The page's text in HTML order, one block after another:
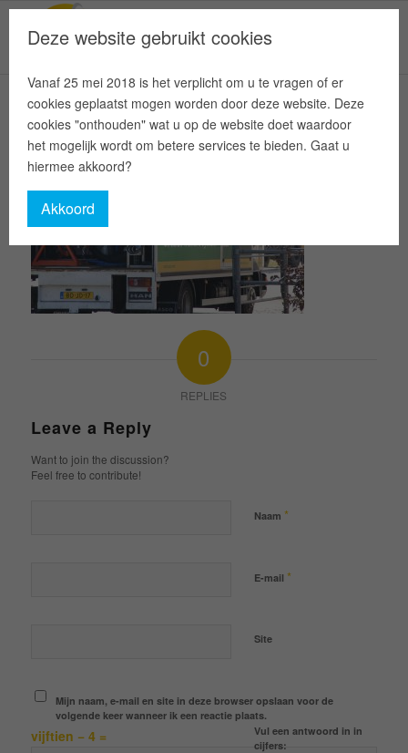
0
REPLIES
Leave a Reply
Want to join the discussion?
Feel free to contribute!
Naam *
E-mail *
Site
Mijn naam, e-mail en site in deze browser opslaan voor de
volgende keer wanneer ik een reactie plaats.
Vul een antwoord in in
cijfers:
vijftien − 4 =
Deze website gebruikt cookies
Vanaf 25 mei 2018 is het verplicht om u te vragen of er
cookies geplaatst mogen worden door deze website. Deze
cookies "onthouden" wat u op de website doet waardoor
het mogelijk wordt om betere services te bieden. Gaat u
hiermee akkoord?
Akkoord